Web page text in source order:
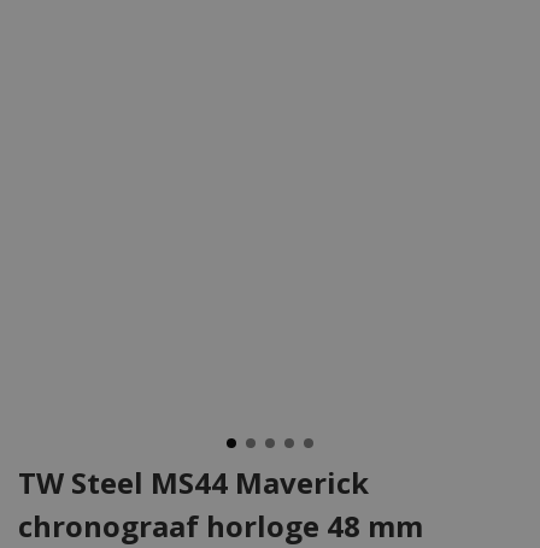
TW Steel MS44 Maverick
chronograaf horloge 48 mm